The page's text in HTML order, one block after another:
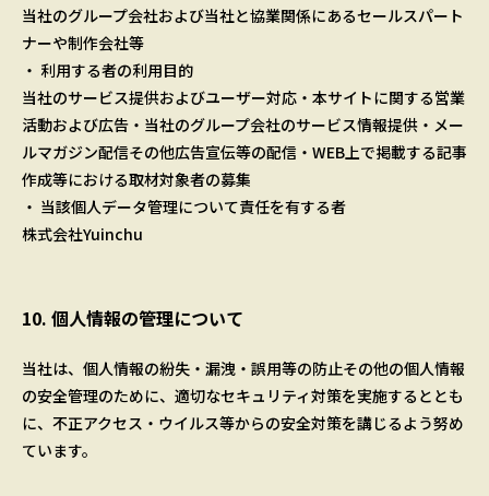
当社のグループ会社および当社と協業関係にあるセールスパート
ナーや制作会社等
・ 利用する者の利用目的
当社のサービス提供およびユーザー対応・本サイトに関する営業
活動および広告・当社のグループ会社のサービス情報提供・メー
ルマガジン配信その他広告宣伝等の配信・WEB上で掲載する記事
作成等における取材対象者の募集
・ 当該個人データ管理について責任を有する者
株式会社Yuinchu
10. 個人情報の管理について
当社は、個人情報の紛失・漏洩・誤用等の防止その他の個人情報
の安全管理のために、適切なセキュリティ対策を実施するととも
に、不正アクセス・ウイルス等からの安全対策を講じるよう努め
ています。